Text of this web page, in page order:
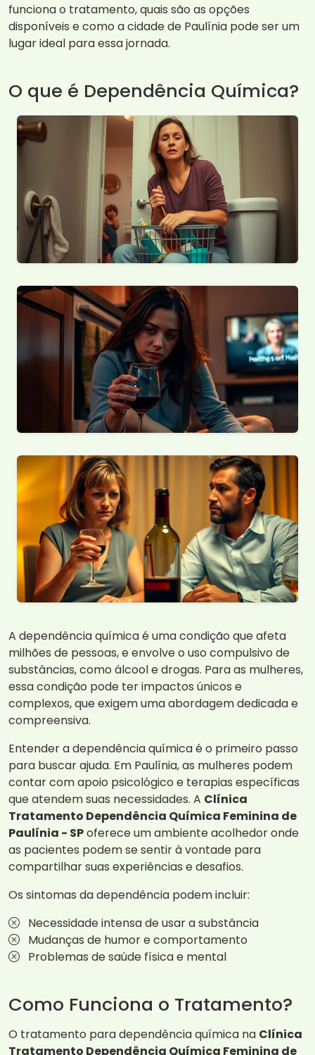
funciona o tratamento, quais são as opções
disponíveis e como a cidade de Paulínia pode ser um
lugar ideal para essa jornada.
O que é Dependência Química?
A dependência química é uma condição que afeta
milhões de pessoas, e envolve o uso compulsivo de
substâncias, como álcool e drogas. Para as mulheres,
essa condição pode ter impactos únicos e
complexos, que exigem uma abordagem dedicada e
compreensiva.
Entender a dependência química é o primeiro passo
para buscar ajuda. Em Paulínia, as mulheres podem
contar com apoio psicológico e terapias específicas
que atendem suas necessidades. A Clínica
Tratamento Dependência Química Feminina de
Paulínia - SPoferece um ambiente acolhedor onde
as pacientes podem se sentir à vontade para
compartilhar suas experiências e desafios.
Os sintomas da dependência podem incluir:
Necessidade intensa de usar a substância
Mudanças de humor e comportamento
Problemas de saúde física e mental
Como Funciona o Tratamento?
O tratamento para dependência química na Clínica
Tratamento Dependência Química Feminina de